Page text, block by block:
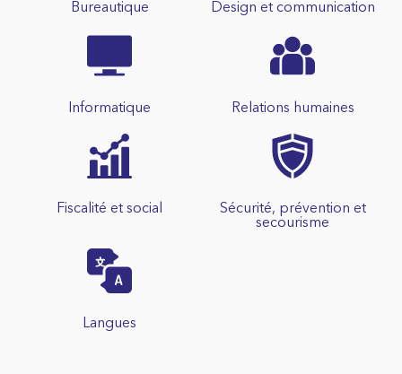
Bureautique Design et communication
Informatique Relations humaines
Fiscalité et social
Sécurité, prévention et
secourisme
Langues